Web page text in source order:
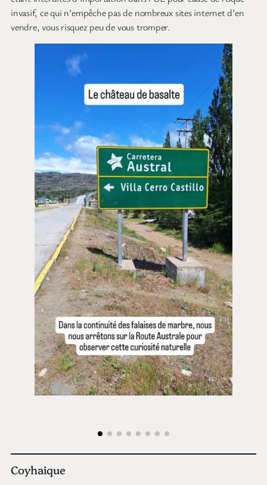
invasif, ce qui n’empêche pas de nombreux sites internet d’en
vendre, vous risquez peu de vous tromper.
Coyhaique